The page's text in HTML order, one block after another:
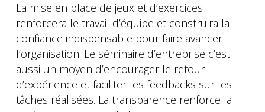
La mise en place de jeux et d’exercices
renforcera le travail d’équipe et construira la
confiance indispensable pour faire avancer
l’organisation. Le séminaire d’entreprise c’est
aussi un moyen d’encourager le retour
d’expérience et faciliter les feedbacks sur les
tâches réalisées. La transparence renforce la